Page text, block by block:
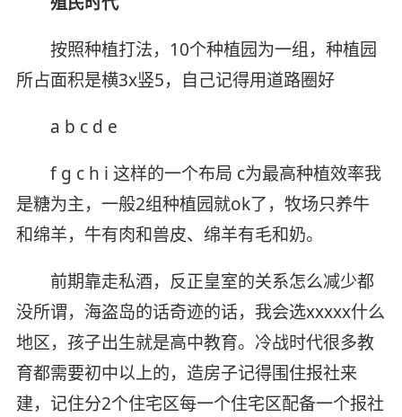
按照种植打法，10个种植园为一组，种植园
所占面积是横3x竖5，自己记得用道路圈好
a b c d e
f g c h i 这样的一个布局 c为最高种植效率我
是糖为主，一般2组种植园就ok了，牧场只养牛
和绵羊，牛有肉和兽皮、绵羊有毛和奶。
前期靠走私酒，反正皇室的关系怎么减少都
没所谓，海盗岛的话奇迹的话，我会选xxxxx什么
地区，孩子出生就是高中教育。冷战时代很多教
育都需要初中以上的，造房子记得围住报社来
建，记住分2个住宅区每一个住宅区配备一个报社